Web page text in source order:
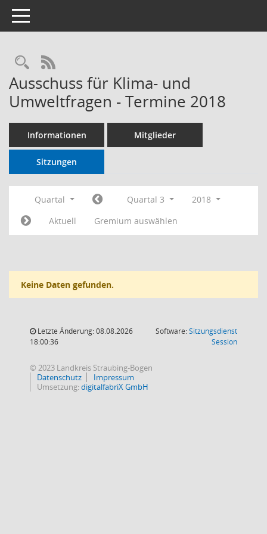
Toggle navigation
RSS-Feed
Ausschuss für Klima- und
Umweltfragen - Termine 2018
Informationen Mitglieder
Sitzungen
Quartal Quartal 3
2018
Aktuell
Gremium auswählen
Keine Daten gefunden.
Letzte Änderung: 08.08.2026
18:00:36
Software:Sitzungsdienst
Session(Wird in
© 2023 Landkreis Straubing-Bogen
Datenschutz
Impressum
Umsetzung:digitalfabriX GmbH